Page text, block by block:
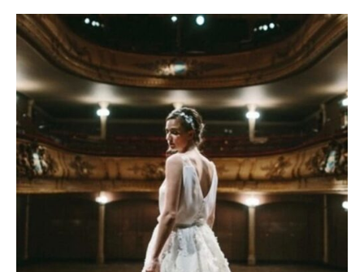
Le
prix
initial
était :
3500 €.
Le
actuel
est :
1700 €.